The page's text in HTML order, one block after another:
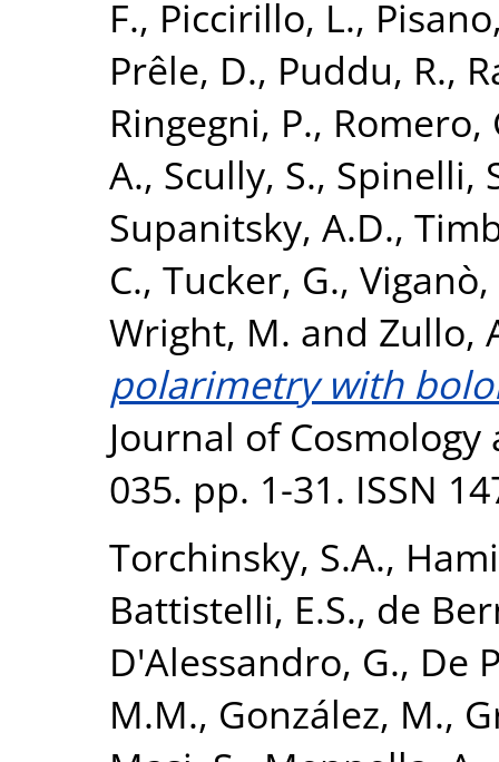
F., Piccirillo, L.,
Prêle, D., Puddu, R.,
Ringegni, P., Romero,
A., Scully, S., Spinelli,
Supanitsky, A.D.,
C., Tucker, G., Viganò,
Wright, M. and Zullo,
polarimetry with
Journal of
035. pp. 1-31. ISSN
Torchinsky, S.A.,
Battistelli, E.S., de
D'Alessandro, G., De
M.M., González, M.,